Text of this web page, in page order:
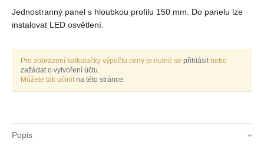
Jednostranný panel s hloubkou profilu 150 mm. Do panelu lze
instalovat LED osvětlení.
Pro zobrazení kalkulačky výpočtu ceny je nutné se přihlásitnebo
zažádat o vytvoření účtu.
Můžete tak učinitna této stránce.
Popis